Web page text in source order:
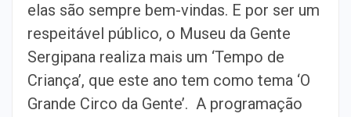
elas são sempre bem-vindas. E por ser um
respeitável público, o Museu da Gente
Sergipana realiza mais um ‘Tempo de
Criança’, que este ano tem como tema ‘O
Grande Circo da Gente’. A programação